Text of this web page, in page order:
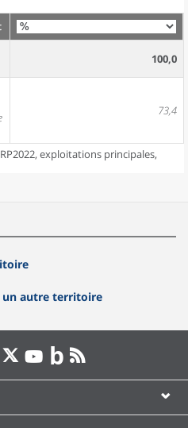
100,0
73,4
exploitations principales,
un autre territoire